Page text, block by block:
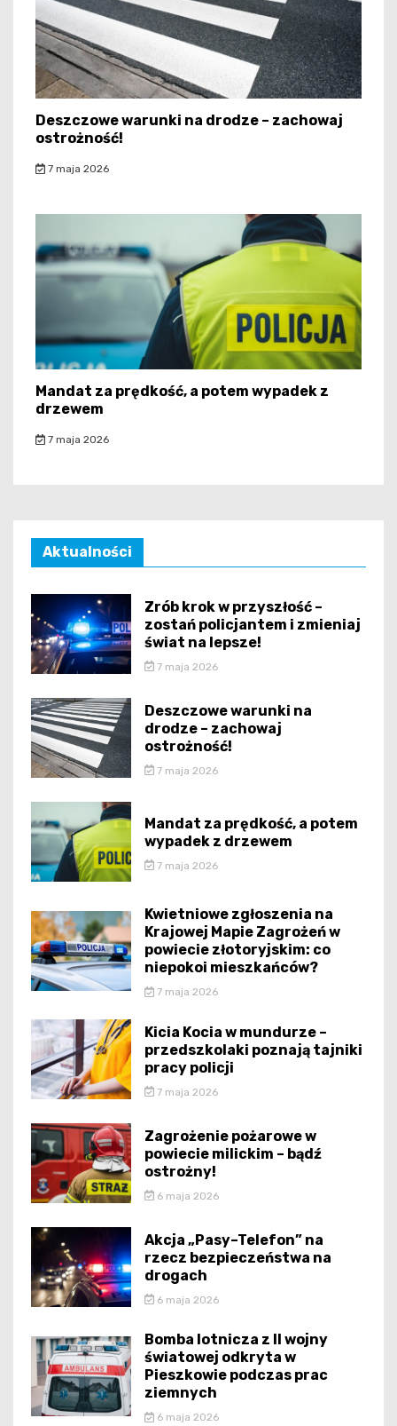
Deszczowe warunki na drodze – zachowaj
ostrożność!
7 maja 2026
Mandat za prędkość, a potem wypadek z
drzewem
7 maja 2026
Aktualności
Zrób krok w przyszłość –
zostań policjantem i zmieniaj
świat na lepsze!
7 maja 2026
Deszczowe warunki na
drodze – zachowaj
ostrożność!
7 maja 2026
Mandat za prędkość, a potem
wypadek z drzewem
7 maja 2026
Kwietniowe zgłoszenia na
Krajowej Mapie Zagrożeń w
powiecie złotoryjskim: co
niepokoi mieszkańców?
7 maja 2026
Kicia Kocia w mundurze –
przedszkolaki poznają tajniki
pracy policji
7 maja 2026
Zagrożenie pożarowe w
powiecie milickim – bądź
ostrożny!
6 maja 2026
Akcja „Pasy–Telefon” na
rzecz bezpieczeństwa na
drogach
6 maja 2026
Bomba lotnicza z II wojny
światowej odkryta w
Pieszkowie podczas prac
ziemnych
6 maja 2026